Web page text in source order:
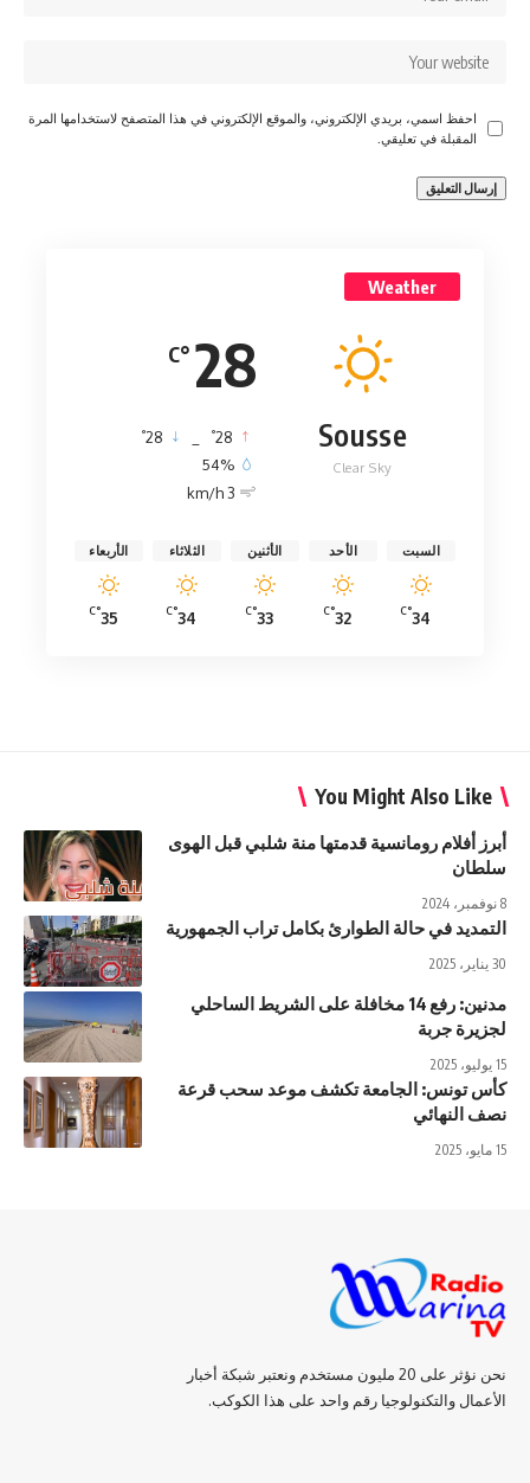
احفظ اسمي، بريدي الإلكتروني، والموقع الإلكتروني في هذا المتصفح لاستخدامها المرة
المقبلة في تعليقي.
Weather
28
°C
Sousse
Clear Sky
28
°
28
°
54%
3 km/h
السبت
34
°C
الأحد
32
°C
الأثنين
33
°C
الثلاثاء
34
°C
الأربعاء
35
°C
You Might Also Like
أبرز أفلام رومانسية قدمتها منة شلبي قبل الهوى
سلطان
8 نوفمبر، 2024
التمديد في حالة الطوارئ بكامل تراب الجمهورية
30 يناير، 2025
مدنين: رفع 14 مخافلة على الشريط الساحلي
لجزيرة جربة
15 يوليو، 2025
كأس تونس: الجامعة تكشف موعد سحب قرعة
نصف النهائي
15 مايو، 2025
نحن نؤثر على 20 مليون مستخدم ونعتبر شبكة أخبار
الأعمال والتكنولوجيا رقم واحد على هذا الكوكب.